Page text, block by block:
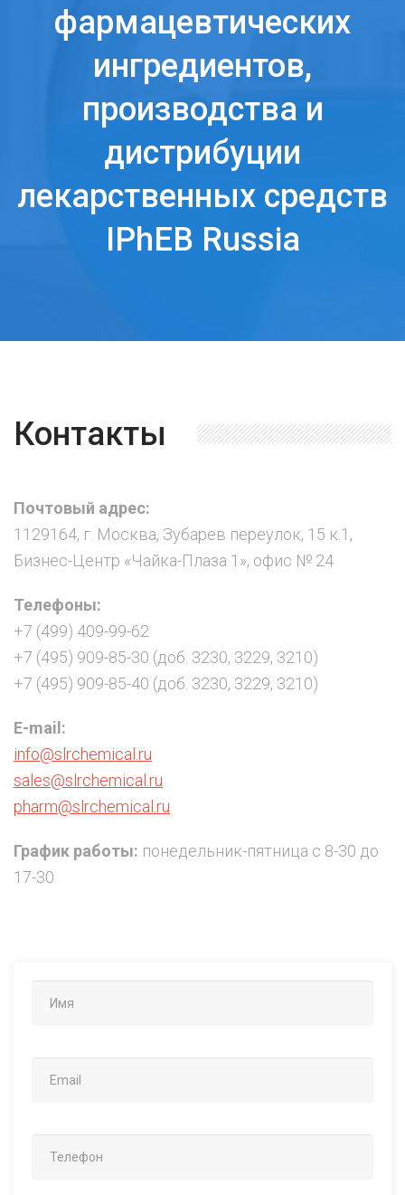
фармацевтических
ингредиентов,
производства и
дистрибуции
лекарственных средств
IPhEB Russia
Контакты
Почтовый адрес:
1129164, г. Москва, Зубарев переулок, 15 к.1,
Бизнес-Центр «Чайка-Плаза 1», офис № 24
Телефоны:
+7 (499) 409-99-62
+7 (495) 909-85-30 (доб. 3230, 3229, 3210)
+7 (495) 909-85-40 (доб. 3230, 3229, 3210)
E-mail:
info@slrchemical.ru
sales@slrchemical.ru
pharm@slrchemical.ru
График работы: понедельник-пятница с 8-30 до
17-30